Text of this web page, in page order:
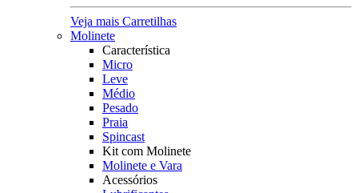
Veja mais Carretilhas
Molinete
Característica
Micro
Leve
Médio
Pesado
Praia
Spincast
Kit com Molinete
Molinete e Vara
Acessórios